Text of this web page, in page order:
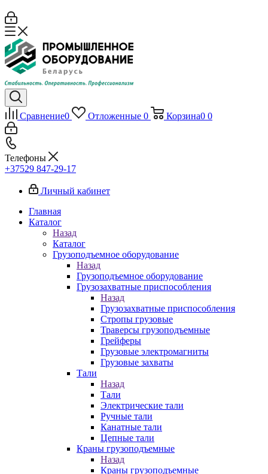
Сравнение0 Отложенные 0 Корзина0 0
Телефоны
+37529 847-29-17‬
Личный кабинет
Главная
Каталог
Назад
Каталог
Грузоподъемное оборудование
Назад
Грузоподъемное оборудование
Грузозахватные приспособления
Назад
Грузозахватные приспособления
Стропы грузовые
Траверсы грузоподъемные
Грейферы
Грузовые электромагниты
Грузовые захваты
Тали
Назад
Тали
Электрические тали
Ручные тали
Канатные тали
Цепные тали
Краны грузоподъемные
Назад
Краны грузоподъемные